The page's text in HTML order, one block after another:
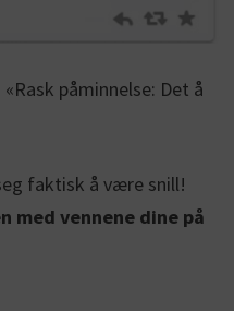
påminnelse: Det å
faktisk å være snill!
med vennene dine på